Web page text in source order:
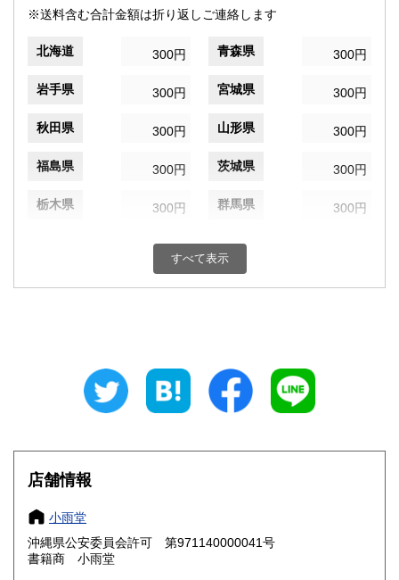
※送料含む合計金額は折り返しご連絡します
北海道 300円 青森県 300円
岩手県 300円 宮城県 300円
秋田県 300円 山形県 300円
福島県 300円 茨城県 300円
栃木県 300円 群馬県 300円
300円 千葉県
300円 300円
300円 長野県
愛知県
滋賀県
大阪府 300円 兵庫県
すべて表示
店舗情報
小雨堂
沖縄県公安委員会許可 第971140000041号
書籍商 小雨堂